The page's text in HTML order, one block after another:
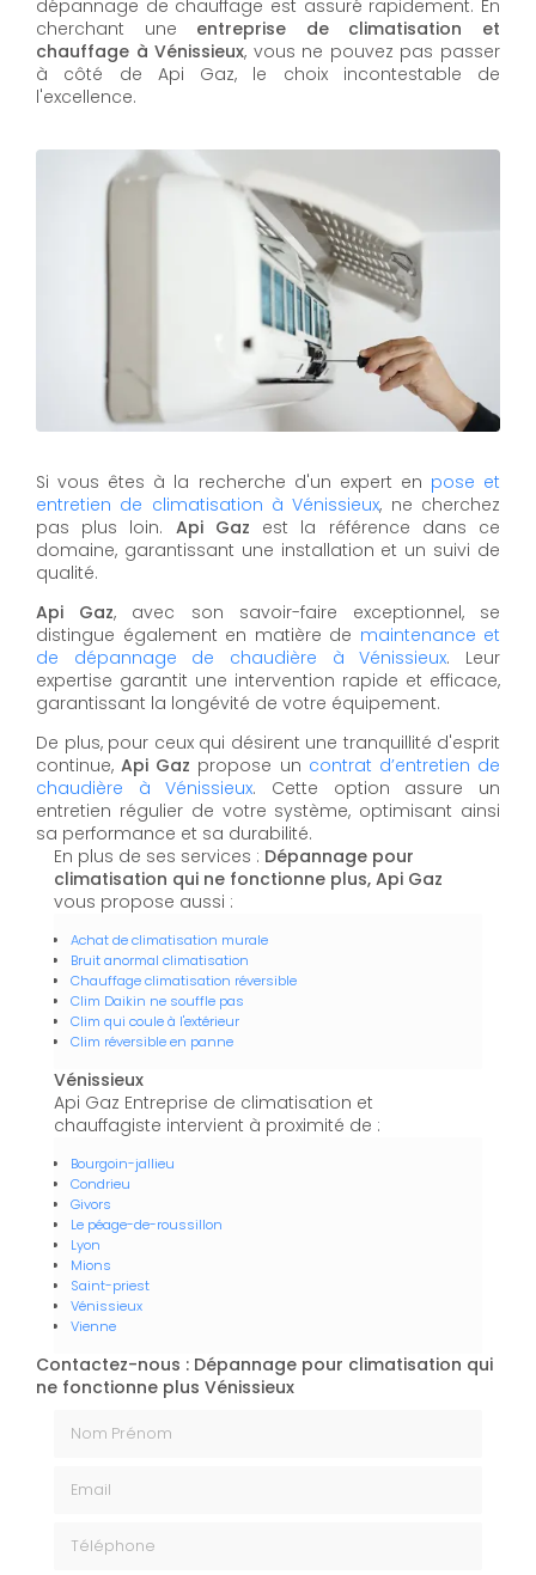
dépannage de chauffage est assuré rapidement. En
cherchant une entreprise de climatisation et
chauffage à Vénissieux, vous ne pouvez pas passer
à côté de Api Gaz, le choix incontestable de
l'excellence.
Si vous êtes à la recherche d'un expert en pose et
entretien de climatisation à Vénissieux, ne cherchez
pas plus loin. Api Gaz est la référence dans ce
domaine, garantissant une installation et un suivi de
qualité.
Api Gaz, avec son savoir-faire exceptionnel, se
distingue également en matière de maintenance et
de dépannage de chaudière à Vénissieux. Leur
expertise garantit une intervention rapide et efficace,
garantissant la longévité de votre équipement.
De plus, pour ceux qui désirent une tranquillité d'esprit
continue,Api Gaz propose un contrat d’entretien de
chaudière à Vénissieux. Cette option assure un
entretien régulier de votre système, optimisant ainsi
sa performance et sa durabilité.
En plus de ses services : Dépannage pour
climatisation qui ne fonctionne plus, Api Gaz
vous propose aussi :
Achat de climatisation murale
Bruit anormal climatisation
Chauffage climatisation réversible
Clim Daikin ne souffle pas
Clim qui coule à l'extérieur
Clim réversible en panne
Vénissieux
Api Gaz Entreprise de climatisation et
chauffagiste intervient à proximité de :
Bourgoin-jallieu
Condrieu
Givors
Le péage-de-roussillon
Lyon
Mions
Saint-priest
Vénissieux
Vienne
Contactez-nous : Dépannage pour climatisation qui
ne fonctionne plus Vénissieux